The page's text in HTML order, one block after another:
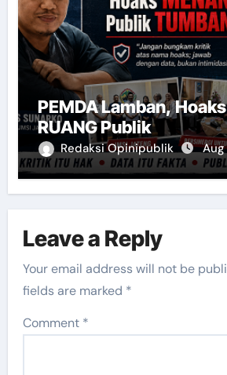
PEMDA Lamban, Hoaks
RUANG Publik
Redaksi Opinipublik
Leave a Reply
Your email address will not be
fields are marked *
Comment *